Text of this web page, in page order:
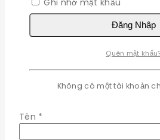
Tên *
Đăng Nhập
Quên mật
Không có một tài khoản